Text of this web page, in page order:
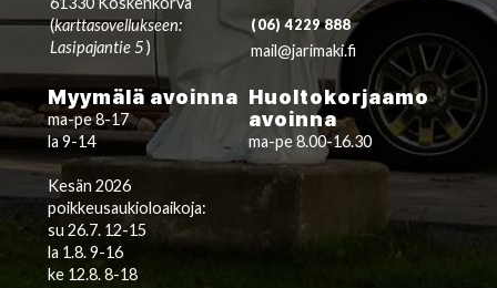
(karttasovellukseen:
Lasipajantie 5)
(06) 4229 888
mail@jarimaki.fi
Myymälä avoinna
ma-pe 8-17
la 9-14
Kesän 2026
poikkeusaukioloaikoja:
su 26.7. 12-15
la 1.8. 9-16
ke 12.8. 8-18
Huoltokorjaamo
avoinna
ma-pe 8.00-16.30